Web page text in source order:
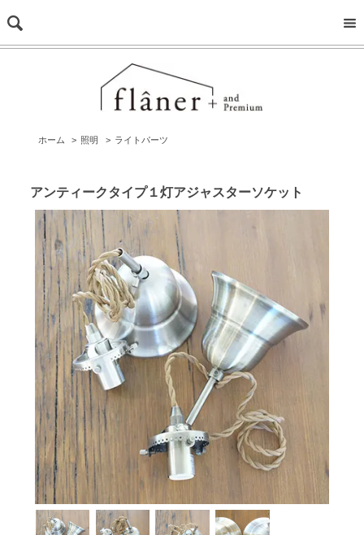
ホーム > 照明 > ライトパーツ
アンティークタイプ１灯アジャスターソケット